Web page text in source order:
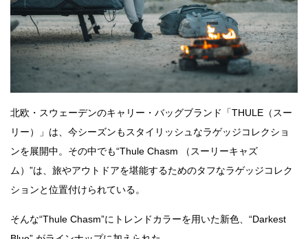
北欧・スウェーデンのキャリー・バッグブランド「THULE（スー
リー）」は、今シーズンもスタイリッシュなラゲッジコレクショ
ンを展開中。その中でも“Thule Chasm （スーリーキャズ
ム）”は、旅やアウトドアを堪能するためのタフなラゲッジコレク
ションと位置付けられている。
そんな“Thule Chasm”にトレンドカラーを用いた新色、“Darkest